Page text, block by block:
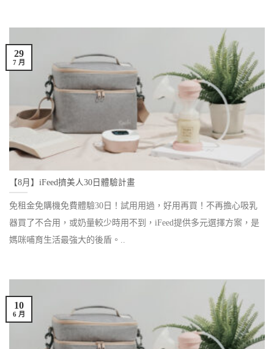
【8月】iFeed擠美人30日體驗計畫
免租金免購機免費體驗30日！試用用過，好用再買！不再擔心吸乳
器買了不合用，或奶量較少時用不到，iFeed提供多元選擇方案，是
媽咪哺育生活最強大的後盾。..
29
7 月
10
6 月